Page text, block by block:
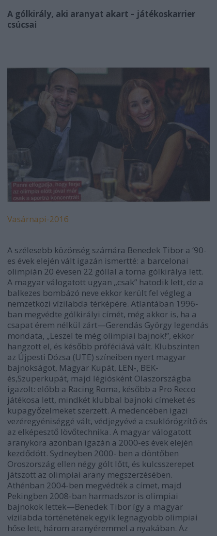
A gólkirály, aki aranyat akart – játékoskarrier
csúcsai
Vasárnapi-2016
A szélesebb közönség számára Benedek Tibor a ’90-
es évek elején vált igazán ismertté: a barcelonai
olimpián 20 évesen 22 góllal a torna gólkirálya lett.
A magyar válogatott ugyan „csak” hatodik lett, de a
balkezes bombázó neve ekkor került fel végleg a
nemzetközi vízilabda térképére. Atlantában 1996-
ban megvédte gólkirályi címét, még akkor is, ha a
csapat érem nélkül zárt—Gerendás György legendás
mondata, „Leszel te még olimpiai bajnok!”, ekkor
hangzott el, és később próféciává vált. Klubszinten
az Újpesti Dózsa (UTE) színeiben nyert magyar
bajnokságot, Magyar Kupát, LEN-, BEK-
és,Szuperkupát, majd légiósként Olaszországba
igazolt: előbb a Racing Roma, később a Pro Recco
játékosa lett, mindkét klubbal bajnoki címeket és
kupagyőzelmeket szerzett. A medencében igazi
vezéregyéniséggé vált, védjegyévé a csuklórögzítő és
az elképesztő lövőtechnika. A magyar válogatott
aranykora azonban igazán a 2000-es évek elején
kezdődött. Sydneyben 2000- ben a döntőben
Oroszország ellen négy gólt lőtt, és kulcsszerepet
játszott az olimpiai arany megszerzésében.
Athénban 2004-ben megvédték a címet, majd
Pekingben 2008-ban harmadszor is olimpiai
bajnokok lettek—Benedek Tibor így a magyar
vízilabda történetének egyik legnagyobb olimpiai
hőse lett, három aranyéremmel a nyakában. Az